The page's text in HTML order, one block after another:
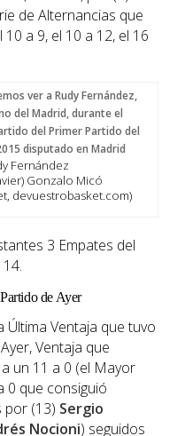
de Alternancias que
a 9, el 10 a 12, el 16
Fernández
Gonzalo Micó
devuestrobasket.com)
3 Empates del
de Ayer
Última Ventaja que tuvo
Ventaja que
un 11 a 0 (el Mayor
0 que consiguió
por (13) Sergio
Nocioni) seguidos